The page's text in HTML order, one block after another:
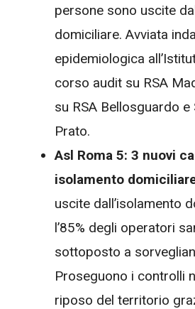
persone sono uscite
domiciliare. Avviata
epidemiologica
corso audit su RSA
su RSA Bellosguardo
Prato.
Asl Roma 5: 3 nuovi
isolamento
uscite dall’isolamento
l’85% degli operatori
sottoposto a
Proseguono i controlli
riposo del territorio